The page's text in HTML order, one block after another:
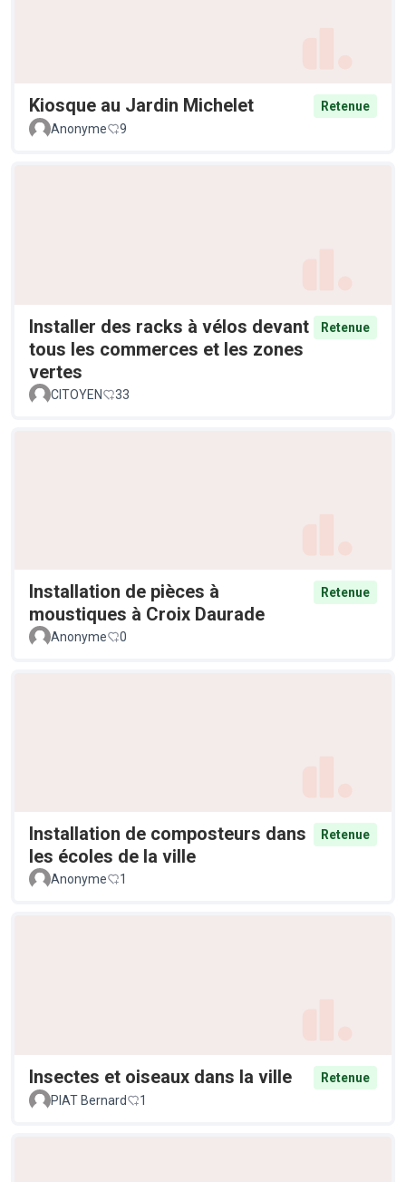
Kiosque au Jardin Michelet
Retenue
Anonyme
9
Installer des racks à vélos devant
tous les commerces et les zones
vertes
Retenue
CITOYEN 33
Installation de pièces à
moustiques à Croix Daurade
Retenue
Anonyme 0
Installation de composteurs dans
les écoles de la ville
Retenue
Anonyme 1
Insectes et oiseaux dans la ville
Retenue
PIAT Bernard
1